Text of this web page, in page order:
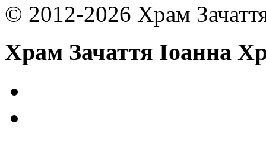
© 2012-2026 Храм
Храм Зачаття Іоанна